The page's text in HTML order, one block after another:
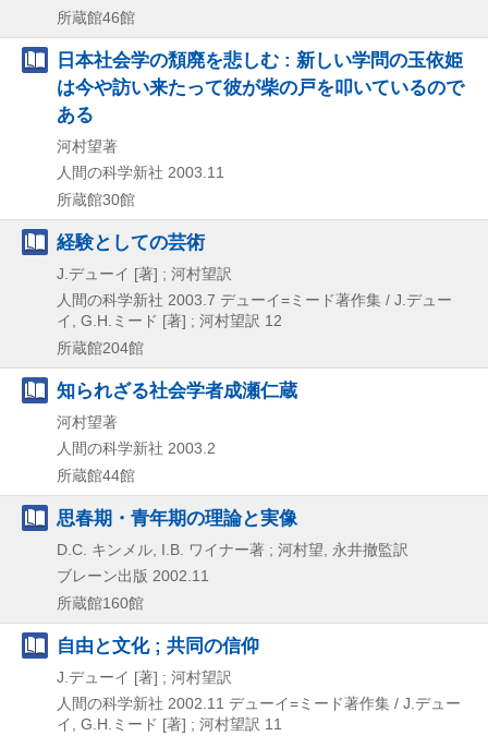
所蔵館46館
日本社会学の頽廃を悲しむ : 新しい学問の玉依姫
は今や訪い来たって彼が柴の戸を叩いているので
ある
河村望著
人間の科学新社 2003.11
所蔵館30館
経験としての芸術
J.デューイ [著] ; 河村望訳
人間の科学新社 2003.7 デューイ=ミード著作集 / J.デュー
イ,
G.H.ミード [著] ; 河村望訳 12
所蔵館204館
知られざる社会学者成瀬仁蔵
河村望著
人間の科学新社 2003.2
所蔵館44館
思春期・青年期の理論と実像
D.C. キンメル, I.B. ワイナー著 ; 河村望, 永井撤監訳
ブレーン出版 2002.11
所蔵館160館
自由と文化 ; 共同の信仰
J.デューイ [著] ; 河村望訳
人間の科学新社 2002.11 デューイ=ミード著作集 / J.デュー
イ,
G.H.ミード [著] ; 河村望訳 11